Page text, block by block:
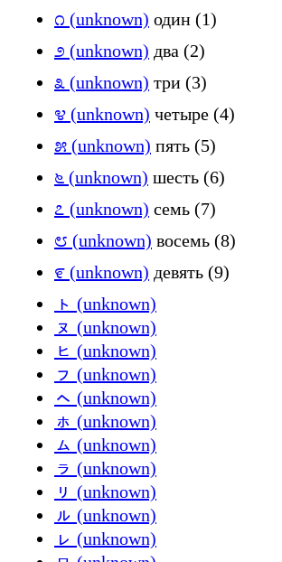
೧ (unknown) один (1)
೨ (unknown) два (2)
೩ (unknown) три (3)
೪ (unknown) четыре (4)
೫ (unknown) пять (5)
೬ (unknown) шесть (6)
೭ (unknown) семь (7)
೮ (unknown) восемь (8)
೯ (unknown) девять (9)
ㇳ (unknown)
ㇴ (unknown)
ㇶ (unknown)
ㇷ (unknown)
ㇸ (unknown)
ㇹ (unknown)
ㇺ (unknown)
ㇻ (unknown)
ㇼ (unknown)
ㇽ (unknown)
ㇾ (unknown)